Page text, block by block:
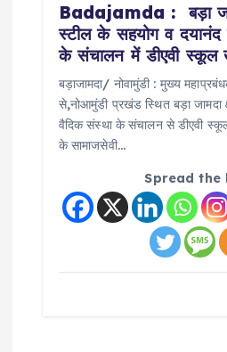
Badajamda : बड़ा
स्टील के सहयोग व दयानंद
के संचालन में डीएवी स्कूल
बड़ाजामदा/ नोवामुंडी : मुख्य
से,नोआमुंडी प्रखंड स्थित बड़ा जामदा
वैदिक संस्था के संचालन से डीएवी
के सामाजसेवी…
Spread the